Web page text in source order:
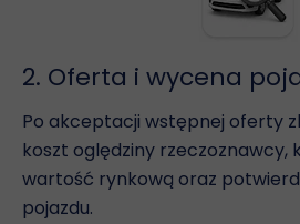
2. Oferta i wycena
Po akceptacji wstępnej oferty
koszt oględziny rzeczoznawcy,
wartość rynkową oraz
pojazdu.